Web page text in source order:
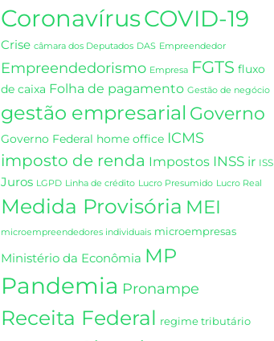
CoronavírusCOVID-19
Crise câmara dos Deputados DAS Empreendedor
Empreendedorismo Empresa FGTS fluxo
de caixa Folha de pagamento Gestão de negócio
gestão empresarial Governo
Governo Federal home office ICMS
imposto de renda Impostos INSS ir ISS
Juros LGPD Linha de crédito Lucro Presumido Lucro Real
Medida Provisória MEI
microempreendedores individuais microempresas
Ministério da Econômia MP
Pandemia Pronampe
Receita Federal regime tributário